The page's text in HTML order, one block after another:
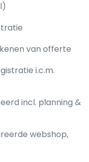
van offerte
i.c.m.
incl. planning &
webshop,